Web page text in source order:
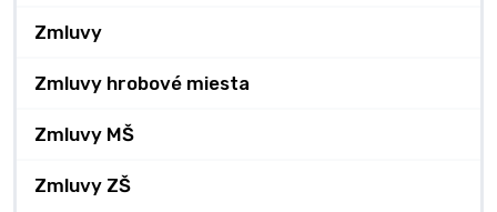
Zmluvy
Zmluvy hrobové miesta
Zmluvy MŠ
Zmluvy ZŠ